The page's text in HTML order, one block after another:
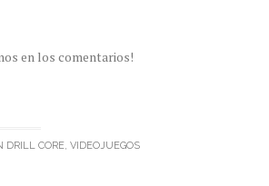
en los comentarios!
DRILL CORE, VIDEOJUEGOS